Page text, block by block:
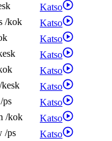
Katso
/kok
Katso
Katso
Katso
Katso
/kesk
Katso
/ps
Katso
/kok
Katso
/ps
Katso